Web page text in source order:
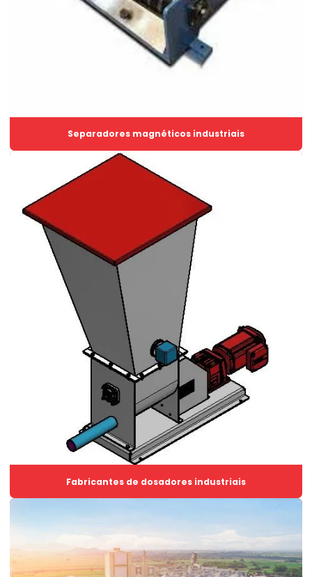
Fábricas de silos metálicos
Filtro manga industrial preço
Filtro de manga para silo de cimento
Filtro de mangas pulse jet
Floculadores
Imã tubular
Laminador industrial
Misturadores industriais para sólidos
Peneira de segurança
Plansifter de segurança
Rosca transportadora
Rosca transportadora de grãos
Rosca transportadora helicoidal
Rosca transportadora helicoidal inox
Rosca transportadora moinho
Separadores magnéticos industriais
Fabricantes de dosadores industriais